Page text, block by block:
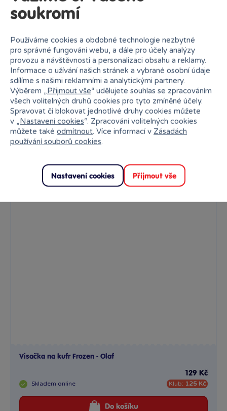
Visačka na kufr Frozen - Olaf
Skladem online
129 Kč
Klub: 125 Kč
Do košíku
soukromí
Používáme cookies a obdobné technologie nezbytné
pro správné fungování webu, a dále pro účely analýzy
provozu a návštěvnosti a personalizaci obsahu a reklamy.
Informace o užívání našich stránek a vybrané osobní údaje
sdílíme s našimi reklamními a analytickými partnery.
Výběrem „Přijmout vše“ udělujete souhlas se zpracováním
všech volitelných druhů cookies pro tyto zmíněné účely.
Spravovat či blokovat jednotlivé druhy cookies můžete
v „Nastavení cookies“. Zpracování volitelných cookies
můžete také odmítnout. Více informací v Zásadách
používání souborů cookies.
Nastavení cookies Přijmout vše